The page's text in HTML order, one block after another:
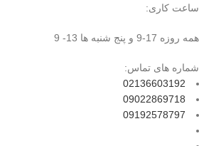
ساعت کاری:
همه روزه 17-9 و پنج شنبه ها 13- 9
شماره های تماس:
02136603192
09022869718
09192578797